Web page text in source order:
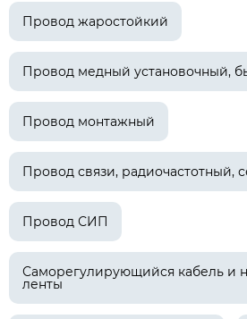
Провод жаростойкий
Провод медный установочный,
Провод монтажный
Провод связи, радиочастотный,
Провод СИП
Саморегулирующийся кабель и
ленты